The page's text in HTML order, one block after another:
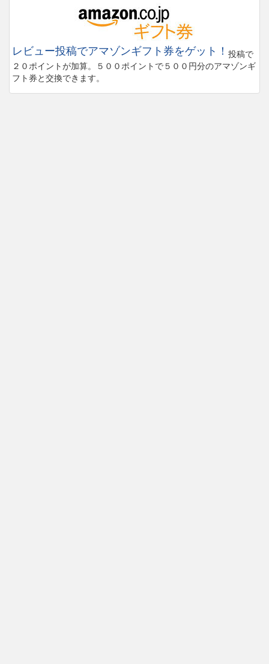
レビュー投稿でアマゾンギフト券をゲット！ 投稿で
２０ポイントが加算。５００ポイントで５００円分のアマゾンギ
フト券と交換できます。